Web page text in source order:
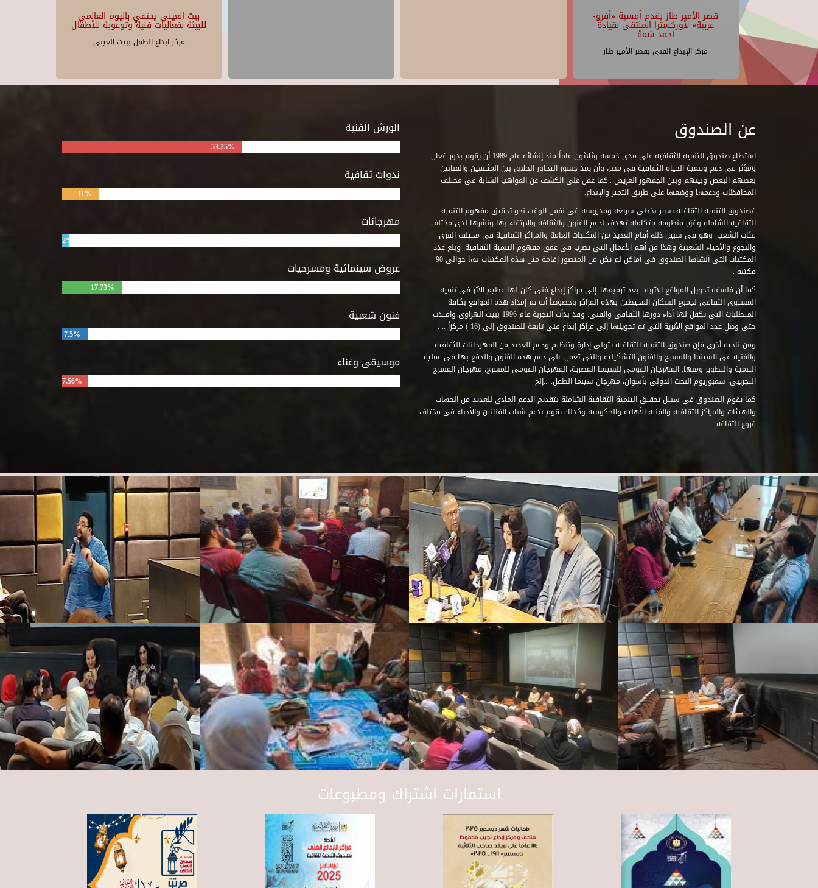
بيت العيني يحتفي باليوم العالمي
للبيئة بفعاليات فنية وتوعوية للأطفال
مركز ابداع الطفل ببيت العينى
قصر الأمير طاز يقدم أمسية «أفرو-
عربية» لأوركسترا الملتقى بقيادة
أحمد شمة
مركز الإبداع الفنى بقصر الأمير طاز
الورش الفنية
53.25%
ندوات ثقافية
11%
مهرجانات
2%
عروض سينمائية ومسرحيات
17.73%
فنون شعبية
7.5%
موسيقى وغناء
7.56%
عن الصندوق
استطاع صندوق التنمية الثقافية على مدى خمسة وثلاثون عاماً منذ إنشائه عام 1989 أن يقوم بدور فعال
ومؤثر فى دعم وتنمية الحياة الثقافية فى مصر، وأن يمد جسور التحاور الخلاق بين المثقفين والفنانين
بعضهم البعض وبينهم وبين الجمهور العريض ..كما عمل على الكشف عن المواهب الشابة فى مختلف
المحافظات ودعمها ووضعها على طريق التميز والإبداع.
فصندوق التنمية الثقافية يسير بخطى سريعة ومدروسة فى نفس الوقت نحو تحقيق مفهوم التنمية
الثقافية الشاملة وفق منظومة متكاملة تهدف لدعم الفنون والثقافة والارتقاء بها ونشرها لدى مختلف
فئات الشعب. وهو فى سبيل ذلك أقام العديد من المكتبات العامة والمراكز الثقافية فى مختلف القرى
والنجوع والأحياء الشعبية وهذا من أهم الأعمال التى تضرب فى عمق مفهوم التنمية الثقافية. وبلغ عدد
المكتبات التى أنشأها الصندوق فى أماكن لم يكن من المتصور إقامة مثل هذه المكتبات بها حوالى 90
مكتبة .
كما أن فلسفة تحويل المواقع الأثرية –بعد ترميمها–إلى مراكز إبداع فنى كان لها عظيم الأثر فى تنمية
المستوى الثقافى لجموع السكان المحيطين بهذه المراكز وخصوصاً أنه تم إمداد هذه المواقع بكافة
المتطلبات التى تكفل لها أداء دورها الثقافى والفنى. وقد بدأت التجربة عام 1996 ببيت الهراوى وامتدت
حتى وصل عدد المواقع الأثرية التى تم تحويلها إلى مراكز إبداع فنى تابعة للصندوق إلى (16 ) مركزاً .. .
ومن ناحية أخرى فإن صندوق التنمية الثقافية يتولى إدارة وتنظيم ودعم العديد من المهرجانات الثقافية
والفنية فى السينما والمسرح والفنون التشكيلية والتى تعمل على دعم هذه الفنون والدفع بها فى عملية
التنمية والتطوير ومنها: المهرجان القومى للسينما المصرية، المهرجان القومى للمسرح، مهرجان المسرح
التجريبى، سمبوزيوم النحت الدولى بأسوان، مهرجان سينما الطفل.....إلخ
كما يقوم الصندوق فى سبيل تحقيق التنمية الثقافية الشاملة بتقديم الدعم المادى للعديد من الجهات
والهيئات والمراكز الثقافية والفنية الأهلية والحكومية وكذلك يقوم بدعم شباب الفنانين والأدباء فى مختلف
فروع الثقافة.
استمارات اشتراك ومطبوعات